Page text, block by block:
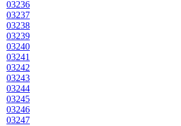
03236
03237
03238
03239
03240
03241
03242
03243
03244
03245
03246
03247